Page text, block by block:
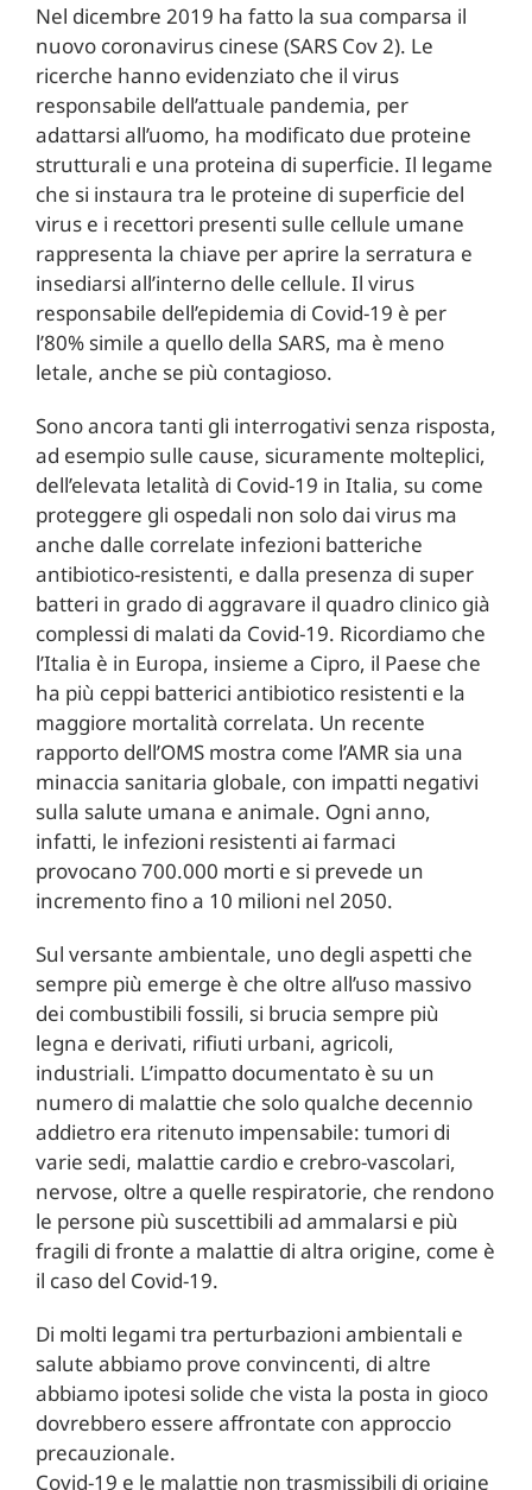
Nel dicembre 2019 ha fatto la sua comparsa il
nuovo coronavirus cinese (SARS Cov 2). Le
ricerche hanno evidenziato che il virus
responsabile dell’attuale pandemia, per
adattarsi all’uomo, ha modificato due proteine
strutturali e una proteina di superficie. Il legame
che si instaura tra le proteine di superficie del
virus e i recettori presenti sulle cellule umane
rappresenta la chiave per aprire la serratura e
insediarsi all’interno delle cellule. Il virus
responsabile dell’epidemia di Covid-19 è per
l’80% simile a quello della SARS, ma è meno
letale, anche se più contagioso.
Sono ancora tanti gli interrogativi senza risposta,
ad esempio sulle cause, sicuramente molteplici,
dell’elevata letalità di Covid-19 in Italia, su come
proteggere gli ospedali non solo dai virus ma
anche dalle correlate infezioni batteriche
antibiotico-resistenti, e dalla presenza di super
batteri in grado di aggravare il quadro clinico già
complessi di malati da Covid-19. Ricordiamo che
l’Italia è in Europa, insieme a Cipro, il Paese che
ha più ceppi batterici antibiotico resistenti e la
maggiore mortalità correlata. Un recente
rapporto dell’OMS mostra come l’AMR sia una
minaccia sanitaria globale, con impatti negativi
sulla salute umana e animale. Ogni anno,
infatti, le infezioni resistenti ai farmaci
provocano 700.000 morti e si prevede un
incremento fino a 10 milioni nel 2050.
Sul versante ambientale, uno degli aspetti che
sempre più emerge è che oltre all’uso massivo
dei combustibili fossili, si brucia sempre più
legna e derivati, rifiuti urbani, agricoli,
industriali. L’impatto documentato è su un
numero di malattie che solo qualche decennio
addietro era ritenuto impensabile: tumori di
varie sedi, malattie cardio e crebro-vascolari,
nervose, oltre a quelle respiratorie, che rendono
le persone più suscettibili ad ammalarsi e più
fragili di fronte a malattie di altra origine, come è
il caso del Covid-19.
Di molti legami tra perturbazioni ambientali e
salute abbiamo prove convincenti, di altre
abbiamo ipotesi solide che vista la posta in gioco
dovrebbero essere affrontate con approccio
precauzionale.
Covid-19 e le malattie non trasmissibili di origine